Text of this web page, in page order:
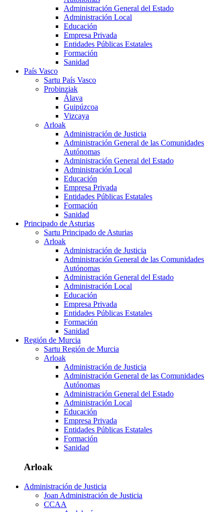
Administración General del Estado
Administración Local
Educación
Empresa Privada
Entidades Públicas Estatales
Formación
Sanidad
País Vasco
Sartu País Vasco
Probinziak
Álava
Guipúzcoa
Vizcaya
Arloak
Administración de Justicia
Administración General de las Comunidades
Autónomas
Administración General del Estado
Administración Local
Educación
Empresa Privada
Entidades Públicas Estatales
Formación
Sanidad
Principado de Asturias
Sartu Principado de Asturias
Arloak
Administración de Justicia
Administración General de las Comunidades
Autónomas
Administración General del Estado
Administración Local
Educación
Empresa Privada
Entidades Públicas Estatales
Formación
Sanidad
Región de Murcia
Sartu Región de Murcia
Arloak
Administración de Justicia
Administración General de las Comunidades
Autónomas
Administración General del Estado
Administración Local
Educación
Empresa Privada
Entidades Públicas Estatales
Formación
Sanidad
Arloak
Administración de Justicia
Joan Administración de Justicia
CCAA